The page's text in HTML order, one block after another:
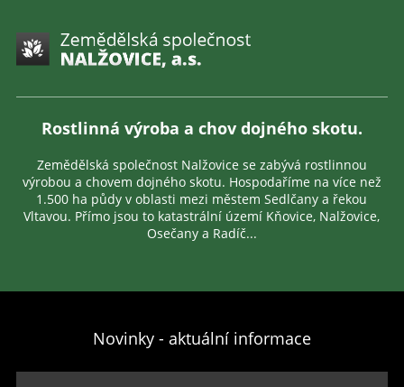
Rostlinná výroba a chov dojného skotu.
Zemědělská společnost Nalžovice se zabývá rostlinnou
výrobou a chovem dojného skotu. Hospodaříme na více než
1.500 ha půdy v oblasti mezi městem Sedlčany a řekou
Vltavou. Přímo jsou to katastrální území Kňovice, Nalžovice,
Osečany a Radíč...
Novinky - aktuální informace